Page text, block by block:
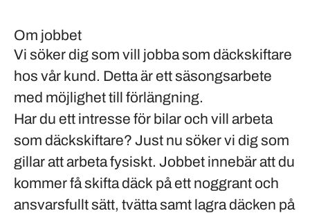
Om jobbet
Vi söker dig som vill jobba som däckskiftare
hos vår kund. Detta är ett säsongsarbete
med möjlighet till förlängning.
Har du ett intresse för bilar och vill arbeta
som däckskiftare? Just nu söker vi dig som
gillar att arbetafysiskt. Jobbet innebär att du
kommer fåskifta däck på ett noggrantoch
ansvarsfulltsätt, tvätta samt lagra däcken på